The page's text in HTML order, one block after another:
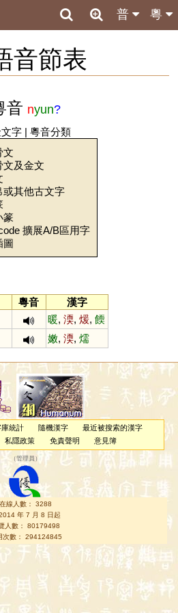
粵
普
音節表
音 nyun?
字| 粵音分類
文
文及金文
其他古文字
篆
擴展A/B區用字
圖
粵音 漢字
暖,渜,煖,餪
嫩,渜,燸
庫統計 隨機漢字
最近被搜索的漢字
私隱政策 免責聲明 意見簿
（管理員 ）
在線人數： 3288
年 7 月 8 日起
人數： 80179498
次數： 294124845